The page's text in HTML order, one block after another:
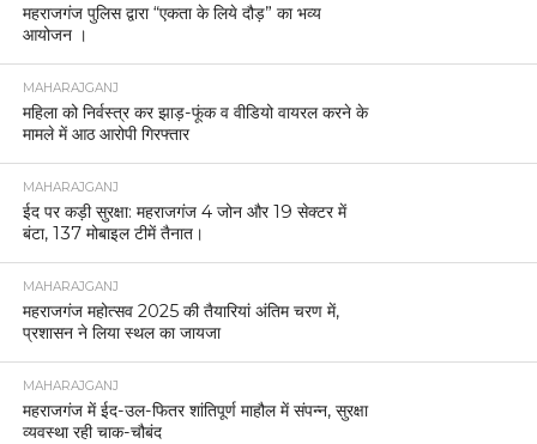
महराजगंज पुलिस द्वारा “एकता के लिये दौड़” का भव्य
आयोजन ।
MAHARAJGANJ
महिला को निर्वस्त्र कर झाड़-फूंक व वीडियो वायरल करने के
मामले में आठ आरोपी गिरफ्तार
MAHARAJGANJ
ईद पर कड़ी सुरक्षा: महराजगंज 4 जोन और 19 सेक्टर में
बंटा, 137 मोबाइल टीमें तैनात।
MAHARAJGANJ
महराजगंज महोत्सव 2025 की तैयारियां अंतिम चरण में,
प्रशासन ने लिया स्थल का जायजा
MAHARAJGANJ
महराजगंज में ईद-उल-फितर शांतिपूर्ण माहौल में संपन्न, सुरक्षा
व्यवस्था रही चाक-चौबंद